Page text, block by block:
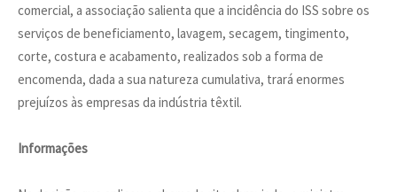
comercial, a associação salienta que a incidência do ISS sobre os
serviços de beneficiamento, lavagem, secagem, tingimento,
corte, costura e acabamento, realizados sob a forma de
encomenda, dada a sua natureza cumulativa, trará enormes
prejuízos às empresas da indústria têxtil.
Informações